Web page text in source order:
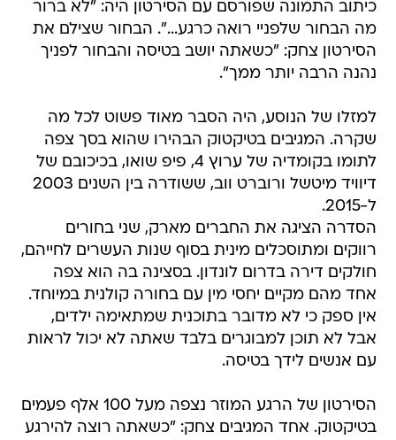
כיתוב התמונה שפורסם עם הסירטון היה: "לא ברור
מה הבחור שלפניי רואה כרגע...". הבחור שצילם את
הסירטון צחק: "כשאתה יושב בטיסה והבחור לפניך
נהנה הרבה יותר ממך".
למזלו של הנוסע, היה הסבר מאוד פשוט לכל מה
שקרה. המגיבים בטיקטוק הבהירו שהוא בסך צפה
לתומו בקומדיה של ערוץ 4, פיפ שואו, בכיכובם של
דיוויד מיטשל ורוברט ווב, ששודרה בין השנים 2003
ל-2015.
הסדרה הציגה את החברים מארק, שני בחורים
רווקים ומתוסכלים מינית בסוף שנות העשרים לחייהם,
חולקים דירה בדרום לונדון. בסצינה בה הוא צפה
אחד מהם מקיים יחסי מין עם בחורה קולנית במיוחד.
אין ספק כי לא מדובר בתוכנית שמתאימה ילדים,
אבל לא תוכן למבוגרים בלבד שאתה לא יכול לראות
עם אנשים לידך בטיסה.
הסירטון של הרגע המוזר נצפה מעל 100 אלף פעמים
בטיקטוק. אחד המגיבים צחק: "כשאתה רוצה להירגע